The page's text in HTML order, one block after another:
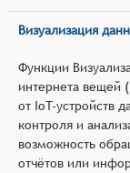
Визуализация
Функции
интернета вещей
от IoT-устройств
контроля и
возможность
отчётов или